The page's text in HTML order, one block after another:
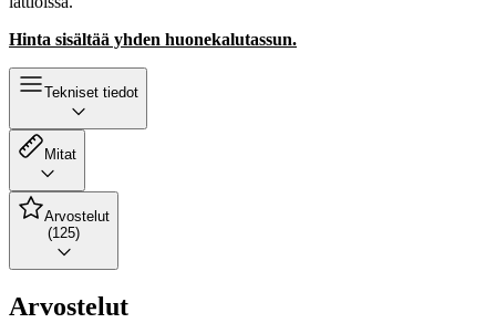
Hinta sisältää yhden huonekalutassun.
Tekniset tiedot
Mitat
Arvostelut
(125)
Arvostelut